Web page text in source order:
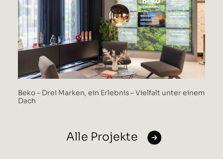
Beko – Drei Marken, ein Erlebnis – Vielfalt unter einem
Dach
Alle Projekte